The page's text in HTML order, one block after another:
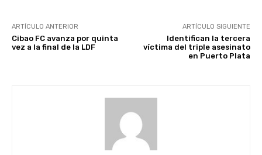
ARTÍCULO ANTERIOR
Cibao FC avanza por quinta
vez a la final de la LDF
ARTÍCULO SIGUIENTE
Identifican la tercera
víctima del triple asesinato
en Puerto Plata